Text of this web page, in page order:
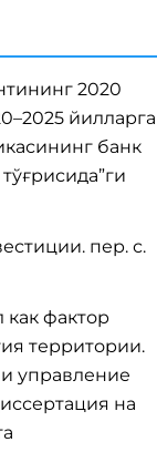
2020
йилларга
банк
пер. с.
фактор
территории.
управление
на